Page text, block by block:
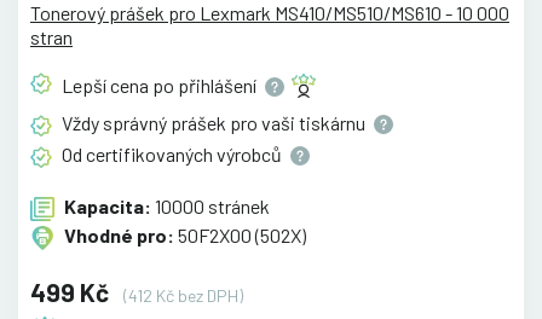
Tonerový prášek pro Lexmark MS410/MS510/MS610 - 10 000
stran
Lepší cena po přihlášení
Vždy správný prášek pro vaši tiskárnu
Od certifikovaných výrobců
Kapacita: 10000 stránek
Vhodné pro: 50F2X00 (502X)
499 Kč
(412 Kč bez DPH)